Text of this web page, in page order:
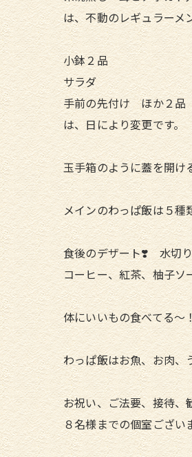
は、不動のレギュラーメ
小鉢２品
サラダ
手前の先付け ほか２品
は、日により変更です。
玉手箱のように蓋を開け
メインのわっぱ飯は５
食後のデザート❣️ 水切
コーヒー、紅茶、柚子ソ
体にいいもの食べてる
わっぱ飯はお魚、お肉、
お祝い、ご法要、接待、
８名様までの個室ござい